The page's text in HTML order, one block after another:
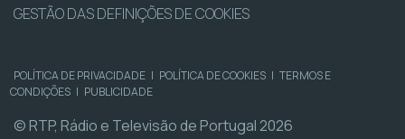
GESTÃO DAS DEFINIÇÕES DE COOKIES
POLÍTICA DE PRIVACIDADE | POLÍTICA DE COOKIES | TERMOS E
CONDIÇÕES | PUBLICIDADE
© RTP, Rádio e Televisão de Portugal 2026